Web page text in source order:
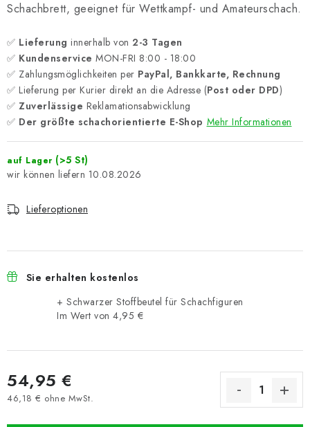
Schachbrett, geeignet für Wettkampf- und Amateurschach.
✅ Lieferung innerhalb von 2-3 Tagen
✅ Kundenservice MON-FRI 8:00 - 18:00
✅ Zahlungsmöglichkeiten per PayPal, Bankkarte, Rechnung
✅ Lieferung per Kurier direkt an die Adresse (Post oder DPD)
✅ Zuverlässige Reklamationsabwicklung
✅ Der größte schachorientierte E-Shop Mehr Informationen
auf Lager (>5 St)
10.08.2026
Lieferoptionen
Sie erhalten kostenlos
+ Schwarzer Stoffbeutel für Schachfiguren
Im Wert von 4,95 €
54,95 €
46,18 € ohne MwSt.